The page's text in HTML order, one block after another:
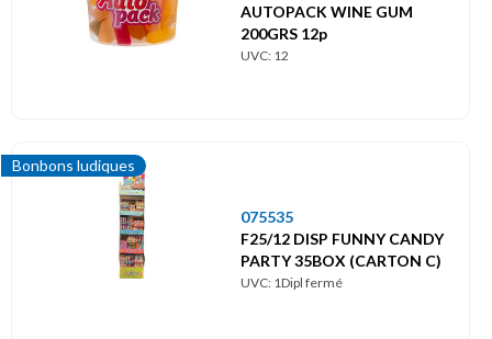
AUTOPACK WINE GUM
200GRS 12p
UVC: 12
Bonbons ludiques
075535
F25/12 DISP FUNNY CANDY
PARTY 35BOX (CARTON C)
UVC: 1Dipl fermé